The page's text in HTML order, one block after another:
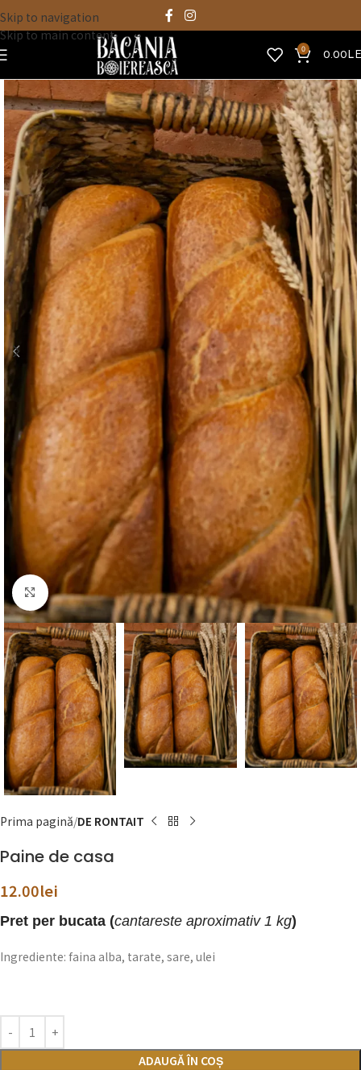
Skip to navigation
Skip to main content
0
0.00
Click to enlarge
Prima pagină DE RONTAIT
Paine de casa
12.00lei
Pret per bucata (cantareste aproximativ 1 kg)
Ingrediente: faina alba, tarate, sare, ulei
ADAUGĂ ÎN COȘ